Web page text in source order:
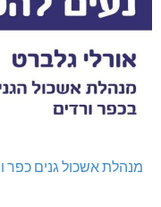
מנהלת אשכול גנים כפר